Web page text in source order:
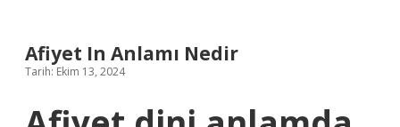
Afiyet In Anlamı Nedir
Tarih: Ekim 13, 2024